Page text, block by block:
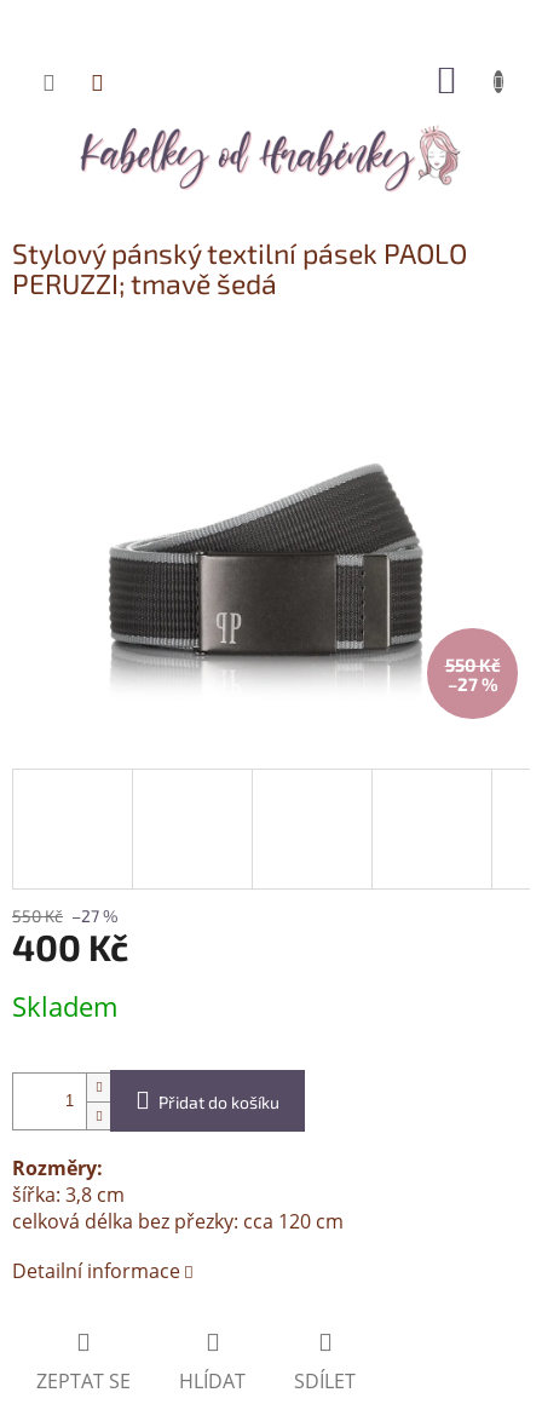
Přejít
Stylový pánský textilní pásek PAOLO
PERUZZI; tmavě šedá
550 Kč
–27 %
550 Kč –27 %
400 Kč
cena:
Skladem
Přidat do košíku
Rozměry:
šířka: 3,8 cm
celková délka bez přezky: cca 120 cm
Detailní informace
ZEPTAT SE HLÍDAT SDÍLET